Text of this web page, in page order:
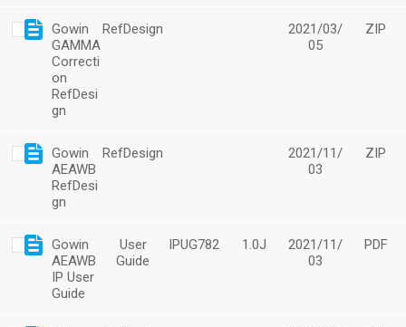
Gowin
GAMMA
Correcti
on
RefDesi
gn
RefDesign
2021/03/
05
ZIP
Gowin
AEAWB
RefDesi
gn
RefDesign
2021/11/
03
ZIP
Gowin
AEAWB
IP User
Guide
User
Guide
IPUG782 1.0J
2021/11/
03
PDF